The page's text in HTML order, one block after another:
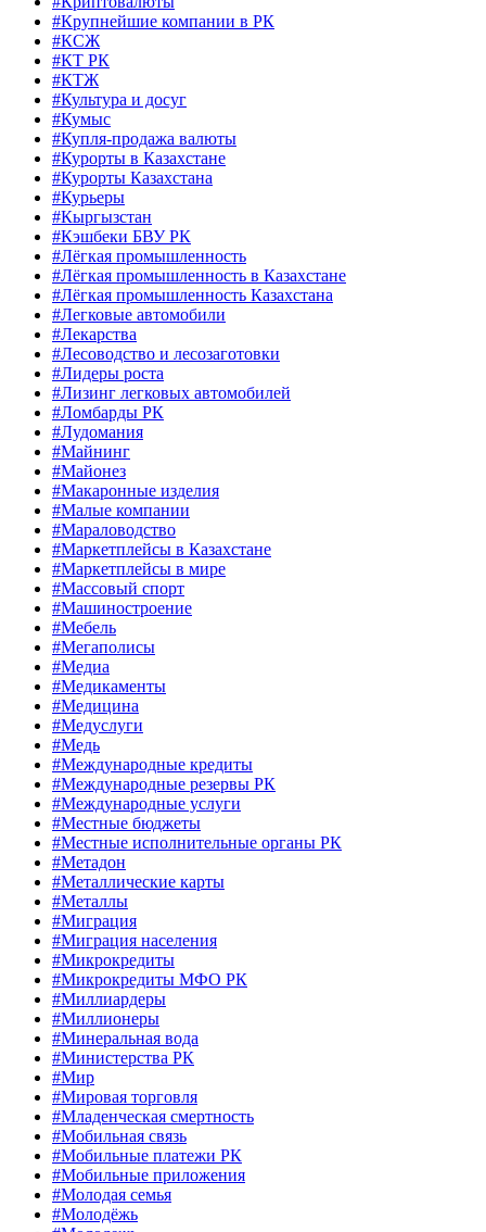
#Крупнейшие компании в РК
#КСЖ
#КТ РК
#КТЖ
#Культура и досуг
#Кумыс
#Купля-продажа валюты
#Курорты в Казахстане
#Курорты Казахстана
#Курьеры
#Кыргызстан
#Кэшбеки БВУ РК
#Лёгкая промышленность
#Лёгкая промышленность в Казахстане
#Лёгкая промышленность Казахстана
#Легковые автомобили
#Лекарства
#Лесоводство и лесозаготовки
#Лидеры роста
#Лизинг легковых автомобилей
#Ломбарды РК
#Лудомания
#Майнинг
#Майонез
#Макаронные изделия
#Малые компании
#Мараловодство
#Маркетплейсы в Казахстане
#Маркетплейсы в мире
#Массовый спорт
#Машиностроение
#Мебель
#Мегаполисы
#Медиа
#Медикаменты
#Медицина
#Медуслуги
#Медь
#Международные кредиты
#Международные резервы РК
#Международные услуги
#Местные бюджеты
#Местные исполнительные органы РК
#Метадон
#Металлические карты
#Металлы
#Миграция
#Миграция населения
#Микрокредиты
#Микрокредиты МФО РК
#Миллиардеры
#Миллионеры
#Минеральная вода
#Министерства РК
#Мир
#Мировая торговля
#Младенческая смертность
#Мобильная связь
#Мобильные платежи РК
#Мобильные приложения
#Молодая семья
#Молодёжь